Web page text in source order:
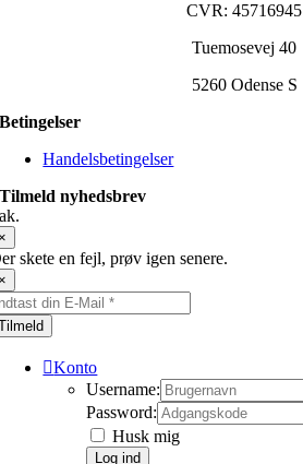
CVR: 45716945
Tuemosevej 40
5260 Odense S
Betingelser
Handelsbetingelser
Tilmeld nyhedsbrev
skete en fejl, prøv igen senere.
Konto
Username:
Password:
Husk mig